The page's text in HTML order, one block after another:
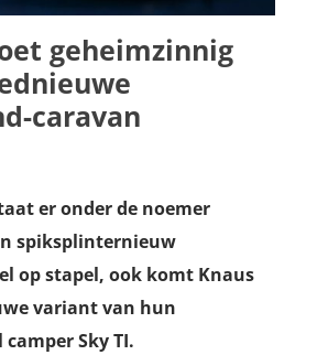
geheimzinnig
caravan
er onder de noemer
spiksplinternieuw
op stapel, ook komt Knaus
variant van hun
Sky TI.